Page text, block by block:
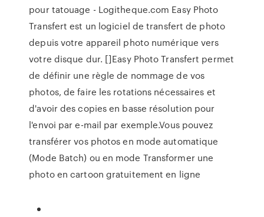
pour tatouage - Logitheque.com Easy Photo
Transfert est un logiciel de transfert de photo
depuis votre appareil photo numérique vers
votre disque dur. []Easy Photo Transfert permet
de définir une règle de nommage de vos
photos, de faire les rotations nécessaires et
d'avoir des copies en basse résolution pour
l'envoi par e-mail par exemple.Vous pouvez
transférer vos photos en mode automatique
(Mode Batch) ou en mode Transformer une
photo en cartoon gratuitement en ligne